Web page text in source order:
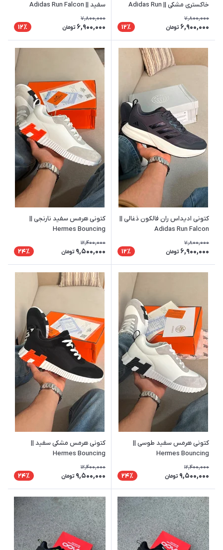
خاکستری مشکی || Adidas Run
Falcon
7,800,000
6,900,000 تومان 12٪
سفید || Adidas Run Falcon
7,800,000
6,900,000 تومان 12٪
کتونی ادیداس ران فالکون ذغالی ||
Adidas Run Falcon
7,800,000
6,900,000 تومان 12٪
کتونی هرمس سفید نارنجی ||
Hermes Bouncing
12,400,000
9,500,000 تومان 24٪
کتونی هرمس سفید طوسی ||
Hermes Bouncing
12,400,000
9,500,000 تومان 24٪
کتونی هرمس مشکی سفید ||
Hermes Bouncing
12,400,000
9,500,000 تومان 24٪